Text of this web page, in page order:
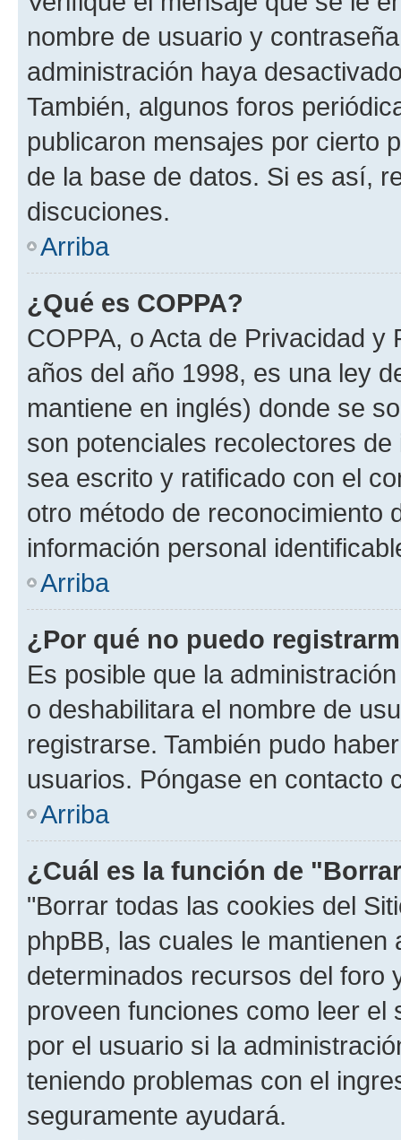
nombre de usuario y
administración haya
También, algunos foros
publicaron mensajes por cierto
de la base de datos. Si es así,
discuciones.
Arriba
¿Qué es COPPA?
COPPA, o Acta de Privacidad
años del año 1998, es una ley
mantiene en inglés) donde se
son potenciales recolectores
sea escrito y ratificado con el
otro método de reconocimiento
información personal
Arriba
¿Por qué no puedo
Es posible que la
o deshabilitara el nombre de
registrarse. También pudo
usuarios. Póngase en contacto
Arriba
¿Cuál es la función de
"Borrar todas las cookies del
phpBB, las cuales le
determinados recursos del foro
proveen funciones como leer el
por el usuario si la
teniendo problemas con el
seguramente ayudará.